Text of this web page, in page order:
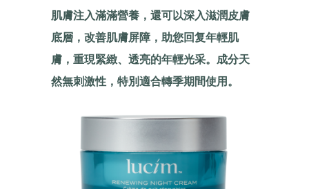
肌膚注入滿滿營養，還可以深入滋潤皮膚
底層，改善肌膚屏障，助您回复年輕肌
膚，重現緊緻、透亮的年輕光采。成分天
然無刺激性，特別適合轉季期間使用。